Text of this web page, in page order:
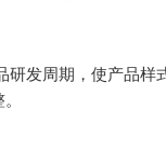
研发周期，使产品